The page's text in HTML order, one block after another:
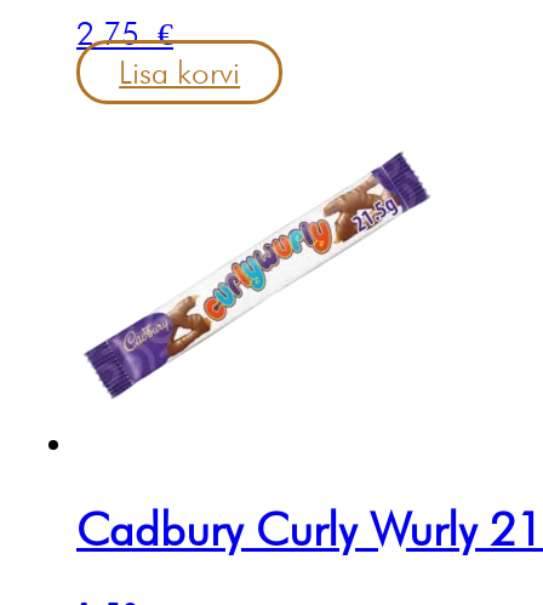
2.75€
Lisa korvi
Cadbury Curly Wurly